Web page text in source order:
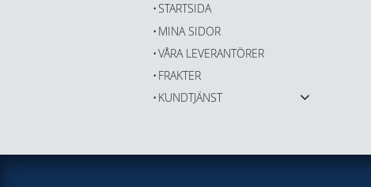
STARTSIDA
MINA SIDOR
VÅRA LEVERANTÖRER
FRAKTER
KUNDTJÄNST